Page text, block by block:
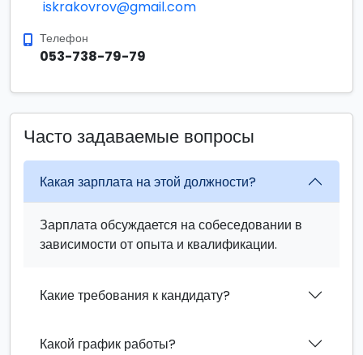
iskrakovrov@gmail.com
Телефон
053-738-79-79
Часто задаваемые вопросы
Какая зарплата на этой должности?
Зарплата обсуждается на собеседовании в
зависимости от опыта и квалификации.
Какие требования к кандидату?
Какой график работы?